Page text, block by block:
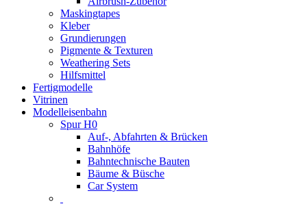
Maskingtapes
Kleber
Grundierungen
Pigmente & Texturen
Weathering Sets
Hilfsmittel
Fertigmodelle
Vitrinen
Modelleisenbahn
Spur H0
Auf-, Abfahrten & Brücken
Bahnhöfe
Bahntechnische Bauten
Bäume & Büsche
Car System